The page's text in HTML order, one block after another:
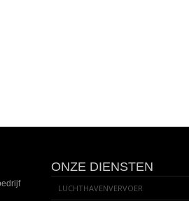
ONZE DIENSTEN
LUCHTHAVENVERVOER